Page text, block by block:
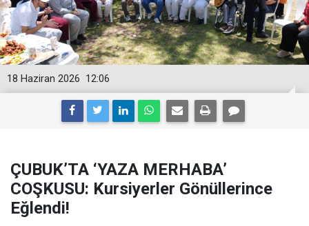
12:06
18 Haziran 2026
ÇUBUK’TA ‘YAZA MERHABA’
COŞKUSU: Kursiyerler Gönüllerince
Eğlendi!